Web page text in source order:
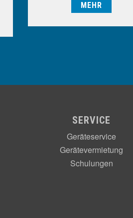
MEHR
SERVICE
Geräteservice
Gerätevermietung
Schulungen